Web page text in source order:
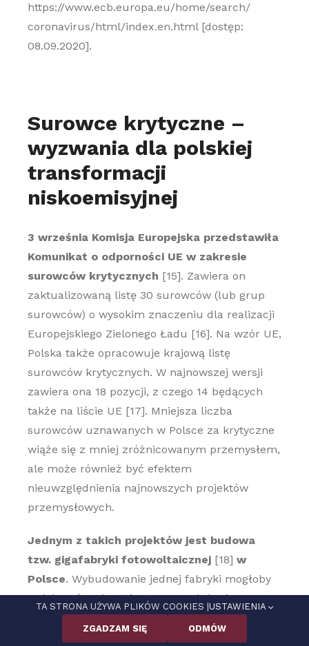
https://www.ecb.europa.eu/home/search/
coronavirus/html/index.en.html [dostęp:
08.09.2020].
Surowce krytyczne –
wyzwania dla polskiej
transformacji
niskoemisyjnej
3 września Komisja Europejska przedstawiła
Komunikat o odporności UE w zakresie
surowców krytycznych [15]. Zawiera on
zaktualizowaną listę 30 surowców (lub grup
surowców) o wysokim znaczeniu dla realizacji
Europejskiego Zielonego Ładu [16]. Na wzór UE,
Polska także opracowuje krajową listę
surowców krytycznych. W najnowszej wersji
zawiera ona 18 pozycji, z czego 14 będących
także na liście UE [17]. Mniejsza liczba
surowców uznawanych w Polsce za krytyczne
wiąże się z mniej zróżnicowanym przemysłem,
ale może również być efektem
nieuwzględnienia najnowszych projektów
przemysłowych.
Jednym z takich projektów jest budowa
tzw. gigafabryki fotowoltaicznej [18] w
Polsce. Wybudowanie jednej fabryki mogłoby
zwiększyć 10-krotnie moce produkcyjne w
fotowoltaice do 2025 r. W kolejnych 5 latach
planuje się rozwój produkcji we wszystkich
TA STRONA UŻYWA PLIKÓW COOKIES | USTAWIENIA
ZGADZAM SIĘ ODMÓW